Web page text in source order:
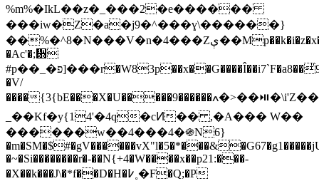
%m%�IkL��z�_���2�e������
���iw�Z�a�j9�^���ɣ\������}
��%�^8�N���V�n�4���Zې��Mp��k�i�z�x�&z�2 'e�F����
�Ac'�;᪛
#p��_�פ]���r�W83p��x��G����Î��i7`F�a8��̎9�/
�V/
����{3{bE���X�U�����9������ߍ�>��⏯�\i'Z����˯�Ͽ~G��Pwj�C��?
_��Kf�y{14'�4q�cͶ�� ,�A��� W��
������w��4���4�֍N6}
�~�Si��������r�-��N{+4�W����x��p21:���-
�X��k���J\�*f��D�H�߇˳�F�Q;�P